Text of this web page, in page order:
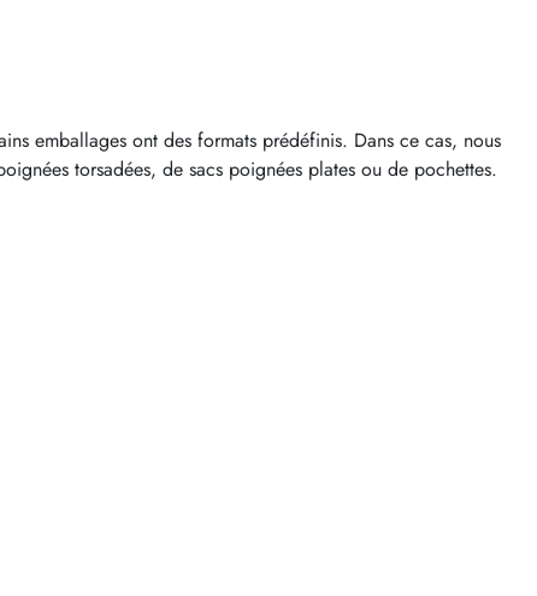
emballages ont des formats prédéfinis. Dans ce cas, nous
torsadées, de sacs poignées plates ou de pochettes.